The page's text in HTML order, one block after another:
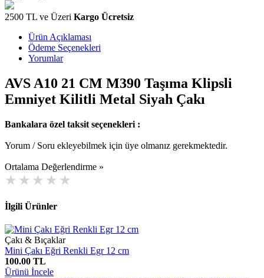
2500 TL ve Üzeri Kargo Ücretsiz
Ürün Açıklaması
Ödeme Seçenekleri
Yorumlar
AVS A10 21 CM M390 Taşıma Klipsli
Emniyet Kilitli Metal Siyah Çakı
Bankalara özel taksit seçenekleri :
Yorum / Soru ekleyebilmek için üye olmanız gerekmektedir.
Ortalama Değerlendirme »
İlgili Ürünler
Çakı & Bıçaklar
Mini Çakı Eğri Renkli Egr 12 cm
100.00 TL
Ürünü İncele